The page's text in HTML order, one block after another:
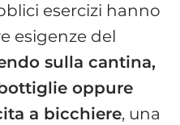
esercizi hanno
esigenze del
sulla cantina,
oppure
a bicchiere, una